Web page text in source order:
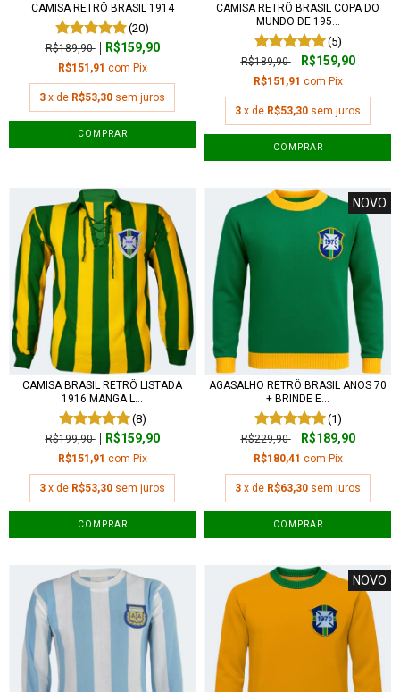
CAMISA RETRÔ BRASIL 1914
(20)
R$189,90 R$159,90
R$151,91 com Pix
3 x de R$53,30 sem juros
COMPRAR
CAMISA RETRÔ BRASIL COPA DO
MUNDO DE 195...
(5)
R$189,90 R$159,90
R$151,91 com Pix
3 x de R$53,30 sem juros
COMPRAR
CAMISA BRASIL RETRÔ LISTADA
1916 MANGA L...
(8)
R$199,90 R$159,90
R$151,91 com Pix
3 x de R$53,30 sem juros
COMPRAR
NOVO
AGASALHO RETRÔ BRASIL ANOS 70
+ BRINDE E...
(1)
R$229,90 R$189,90
R$180,41 com Pix
3 x de R$63,30 sem juros
COMPRAR
NOVO